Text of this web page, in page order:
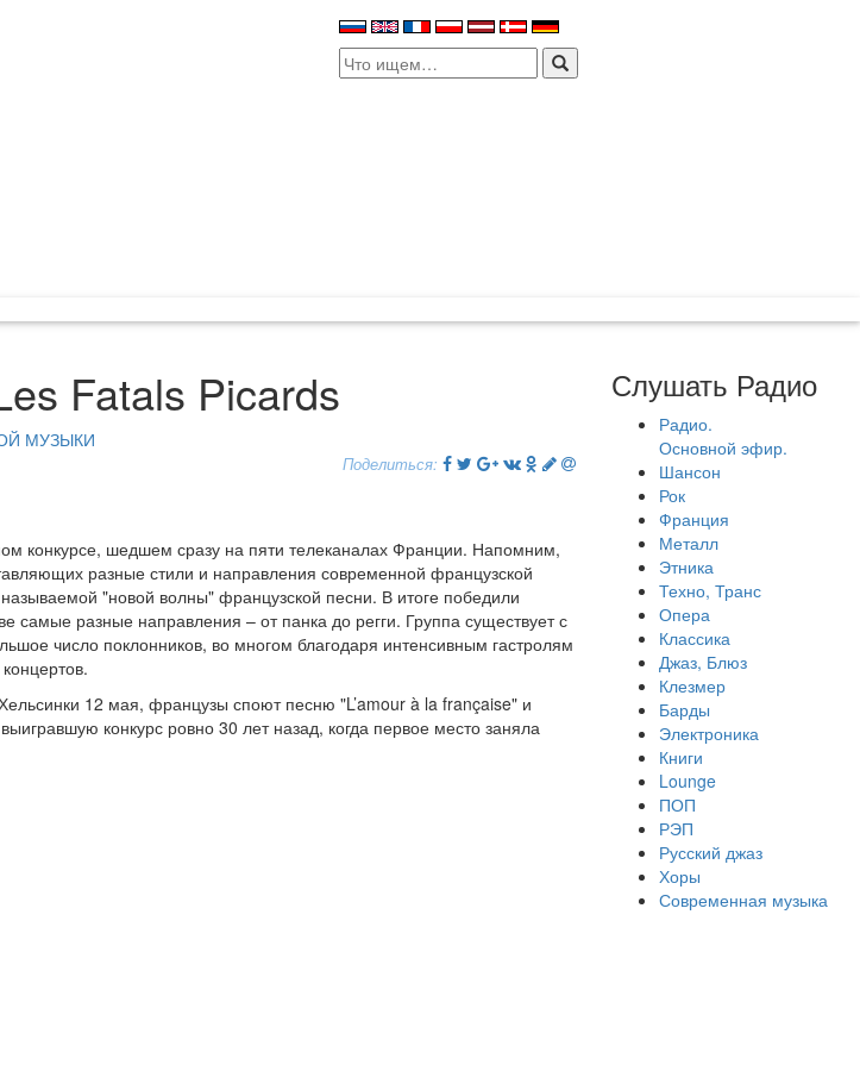
Search
for:
Fatals Picards
МУЗЫКИ
Поделиться:
конкурсе, шедшем сразу на пяти телеканалах Франции. Напомним,
разные стили и направления современной французской
"новой волны" французской песни. В итоге победили
самые разные направления – от панка до регги. Группа существует с
число поклонников, во многом благодаря интенсивным гастролям
12 мая, французы споют песню "L’amour à la française" и
конкурс ровно 30 лет назад, когда первое место заняла
Слушать Радио
Радио.
Основной эфир.
Шансон
Рок
Франция
Металл
Этника
Техно, Транс
Опера
Классика
Джаз, Блюз
Клезмер
Барды
Электроника
Книги
Lounge
ПОП
РЭП
Русский джаз
Хоры
Современная музыка